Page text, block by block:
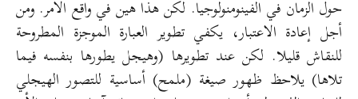
حول الزمان في الفينومنولوجيا. لكن هذا هين في واقع الأمر. ومن
أجل إعادة الاعتبار، يكفي تطوير العبارة الموجزة المطروحة
للنقاش قليلا. لكن عند تطويرها (وهيجل يطورها بنفسه فيما
تلاها) يلاحظ ظهور صيغة (ملمح) أساسية للتصور الهيجلي